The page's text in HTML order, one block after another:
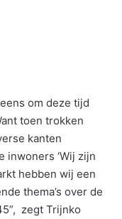
om deze tijd
toen trokken
kanten
inwoners ‘Wij zijn
hebben wij een
thema’s over de
zegt Trijnko